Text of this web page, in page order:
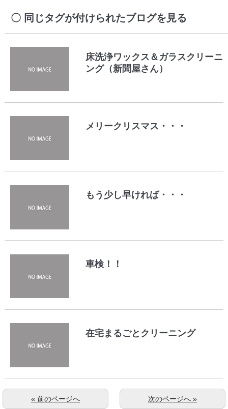
同じタグが付けられたブログを見る
床洗浄ワックス＆ガラスクリーニ
ング（新聞屋さん）
メリークリスマス・・・
もう少し早ければ・・・
車検！！
在宅まるごとクリーニング
次のページへ »
« 前のページへ